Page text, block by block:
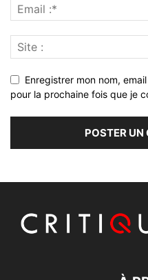
Enregistrer mon nom,
pour la prochaine fois que je